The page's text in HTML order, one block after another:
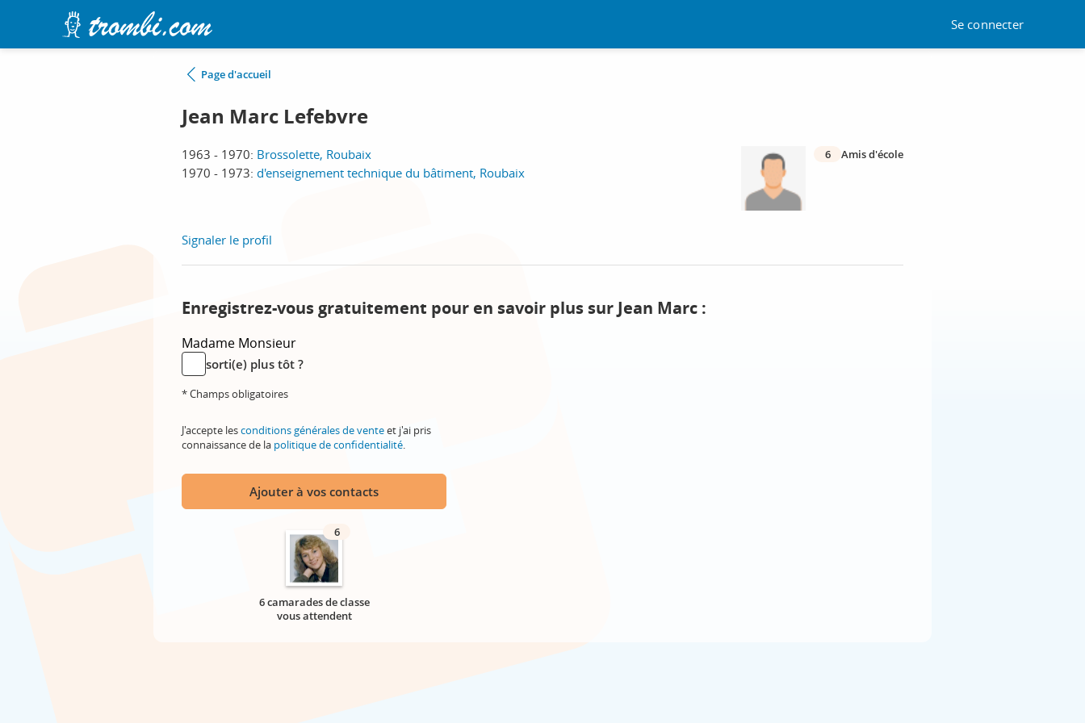
Se connecter
Page d'accueil
Jean Marc Lefebvre
1963 - 1970: Brossolette, Roubaix
1970 - 1973: d'enseignement technique du bâtiment, Roubaix
6 Amis d'école
Signaler le profil
Enregistrez-vous gratuitement pour en savoir plus sur Jean Marc :
Madame Monsieur
sorti(e) plus tôt ?
* Champs obligatoires
J'accepte lesconditions générales de venteet j'ai pris
connaissance de la politique de confidentialité.
Ajouter à vos contacts
6
6 camarades de classe
vous attendent